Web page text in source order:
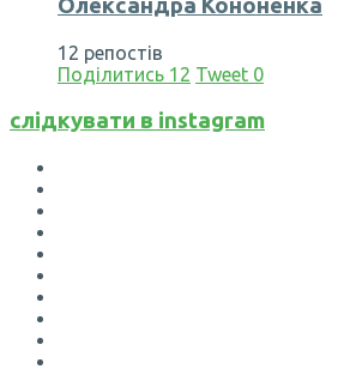
Олександра Кононенка
12 репостів
Поділитись 12 Tweet 0
слідкувати в instagram